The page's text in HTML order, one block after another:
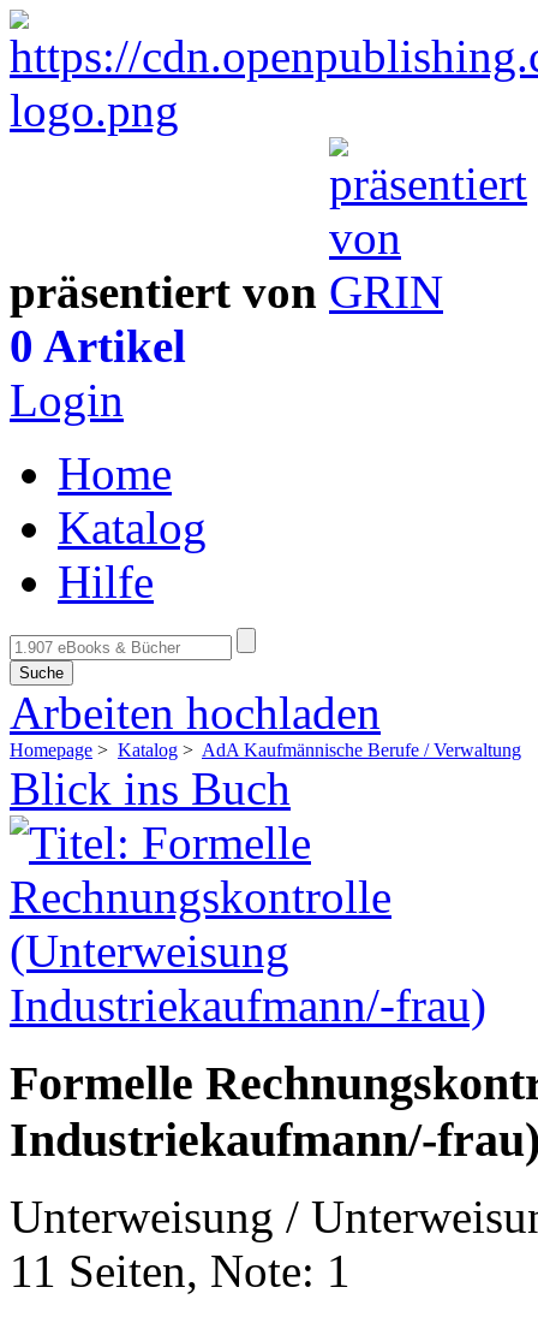
präsentiert von
0 Artikel
Login
Home
Katalog
Hilfe
Suche
Arbeiten hochladen
Homepage > Katalog > AdA Kaufmännische Berufe / Verwaltung
Blick ins Buch
Formelle
Industriekaufmann/-
Unterweisung /
11 Seiten, Note: 1